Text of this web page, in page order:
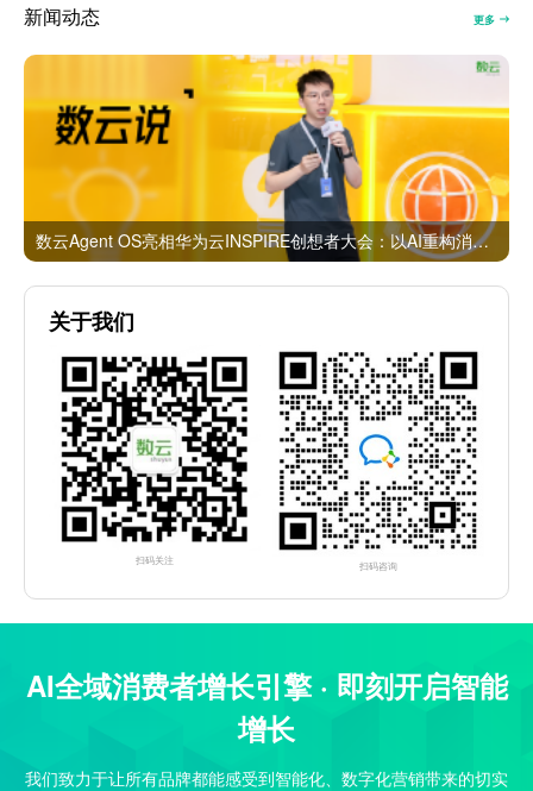
新闻动态 更多
数云Agent OS亮相华为云INSPIRE创想者大会：以AI重构消费者运营与零售营销新范式
关于我们
扫码关注 扫码咨询
AI全域消费者增长引擎 · 即刻开启智能
增长
我们致力于让所有品牌都能感受到智能化、数字化营销带来的切实